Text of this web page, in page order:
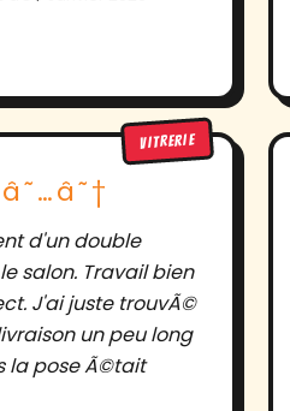
VITRERIE
d'un double
salon. Travail bien
J'ai juste trouvÃ©
un peu long
la pose Ã©tait